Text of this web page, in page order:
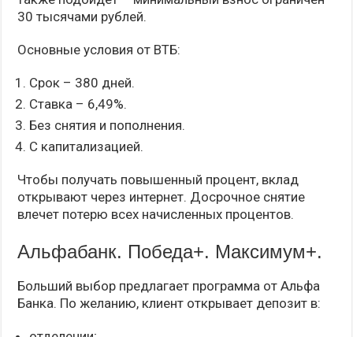
30 тысячами рублей.
Основные условия от ВТБ:
Срок – 380 дней.
Ставка – 6,49%.
Без снятия и пополнения.
С капитализацией.
Чтобы получать повышенный процент, вклад
открывают через интернет. Досрочное снятие
влечет потерю всех начисленных процентов.
Альфабанк. Победа+. Максимум+.
Больший выбор предлагает программа от Альфа
Банка. По желанию, клиент открывает депозит в: